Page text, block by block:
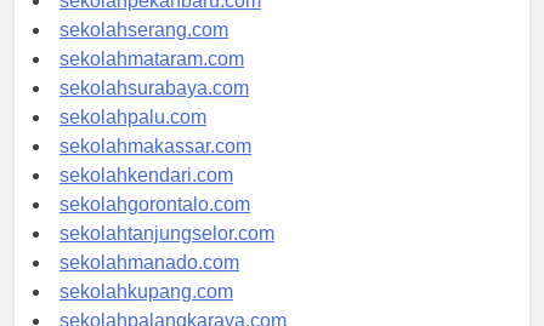
sekolahpekanbaru.com
sekolahserang.com
sekolahmataram.com
sekolahsurabaya.com
sekolahpalu.com
sekolahmakassar.com
sekolahkendari.com
sekolahgorontalo.com
sekolahtanjungselor.com
sekolahmanado.com
sekolahkupang.com